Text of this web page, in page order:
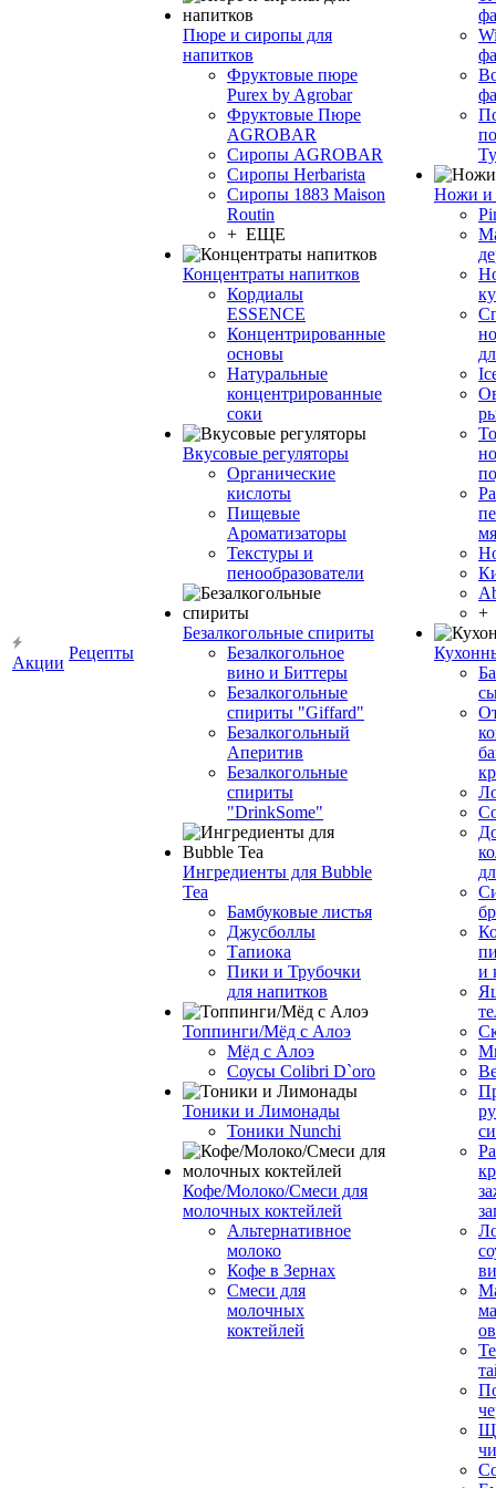
Акции
Рецепты
Пюре и сиропы для
напитков
Фруктовые пюре
Purex by Agrobar
Фруктовые Пюре
AGROBAR
Сиропы AGROBAR
Сиропы Herbarista
Сиропы 1883 Maison
Routin
+ ЕЩЕ
Концентраты напитков
Кордиалы
ESSENCE
Концентрированные
основы
Натуральные
концентрированные
соки
Вкусовые регуляторы
Органические
кислоты
Пищевые
Ароматизаторы
Текстуры и
пенообразователи
Безалкогольные спириты
Безалкогольное
вино и Биттеры
Безалкогольные
спириты "Giffard"
Безалкогольный
Аперитив
Безалкогольные
спириты
"DrinkSome"
Ингредиенты для Bubble
Tea
Бамбуковые листья
Джусболлы
Тапиока
Пики и Трубочки
для напитков
Топпинги/Мёд с Алоэ
Мёд с Алоэ
Соусы Colibri D`oro
Тоники и Лимонады
Тоники Nunchi
Кофе/Молоко/Смеси для
молочных коктейлей
Альтернативное
молоко
Кофе в Зернах
Смеси для
молочных
коктейлей
Ножи и
+
и